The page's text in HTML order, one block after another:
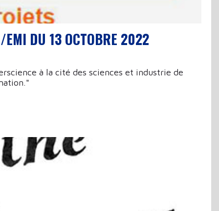
EMI DU 13 OCTOBRE 2022
à la cité des sciences et industrie de